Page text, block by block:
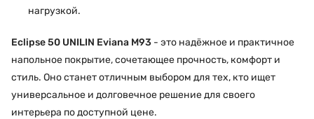
нагрузкой.
Eclipse 50 UNILIN Eviana M93 - это надёжное и практичное
напольное покрытие, сочетающее прочность, комфорт и
стиль. Оно станет отличным выбором для тех, кто ищет
универсальное и долговечное решение для своего
интерьера по доступной цене.